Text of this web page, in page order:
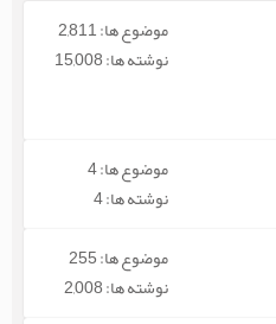
موضوع ها: 2,811
نوشته ها: 15,008
موضوع ها: 4
نوشته ها: 4
موضوع ها: 255
نوشته ها: 2,008